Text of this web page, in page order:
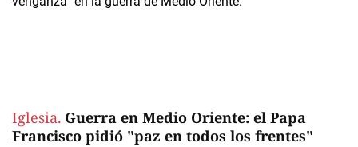
Iglesia. Guerra en Medio Oriente: el Papa
Francisco pidió "paz en todos los frentes"